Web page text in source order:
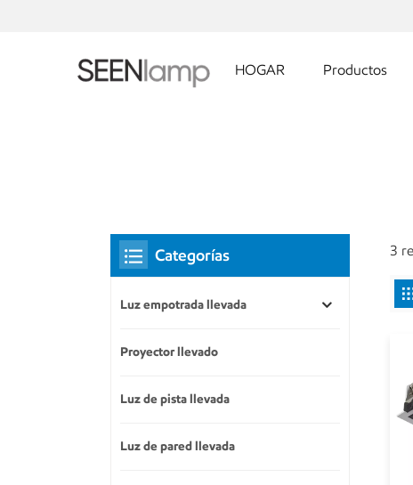
HOGAR Productos
3
Categorías
Luz empotrada llevada
Proyector llevado
Luz de pista llevada
Luz de pared llevada